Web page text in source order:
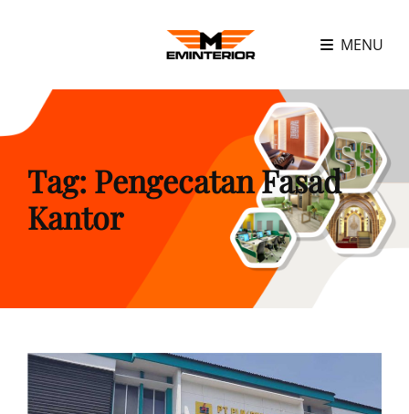
MENU
Tag: Pengecatan Fasad
Kantor